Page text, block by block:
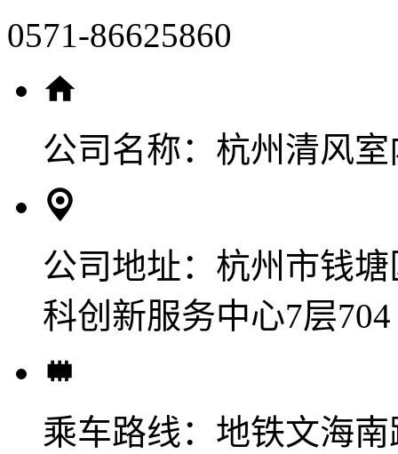
0571-86625860
公司名称： 杭州清风
公司地址： 杭州市钱
科创新服务中心7层704
乘车路线： 地铁文海